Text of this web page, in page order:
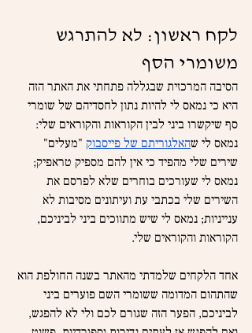
לקח ראשון: לא להתרגש
משומרי הסף
הסיבה המרכזית שבגללה פתחתי את האתר הזה
היא כי נמאס לי להיות נתון לחסדיהם של שומרי
סף שיקשרו ביני לבין הקוראות והקוראים שלי:
נמאס לי שהאלגוריתם של פייסבוק "מעלים"
שירים שלי מהפיד כי אין להם מספיק טראפיק;
נמאס לי שעורכים בוחרים שלא לפרסם את
השירים שלי בכתבי עת ועיתונים מסיבות לא
ענייניות; נמאס לי שיש מתווכים ביני לביניכם,
הקוראות והקוראים שלי.
אחד הלקחים שלמדתי מהאתר בשנה החולפת הוא
שהתהום המדומה ששומרי השם פוערים ביני
לביניכם, הפער הזה שגורם לכם ולי לא להפגש,